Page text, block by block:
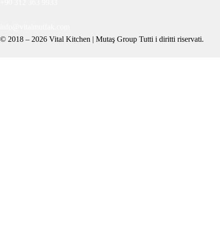
© 2018 – 2026 Vital Kitchen | Mutaş Group Tutti i diritti riservati.